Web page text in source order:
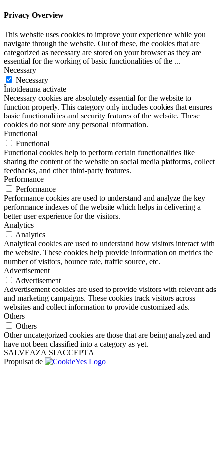
Privacy Overview
This website uses cookies to improve your experience while you
navigate through the website. Out of these, the cookies that are
categorized as necessary are stored on your browser as they are
essential for the working of basic functionalities of the ...
Necessary
Necessary
Întotdeauna activate
Necessary cookies are absolutely essential for the website to
function properly. This category only includes cookies that ensures
basic functionalities and security features of the website. These
cookies do not store any personal information.
Functional
Functional
Functional cookies help to perform certain functionalities like
sharing the content of the website on social media platforms, collect
feedbacks, and other third-party features.
Performance
Performance
Performance cookies are used to understand and analyze the key
performance indexes of the website which helps in delivering a
better user experience for the visitors.
Analytics
Analytics
Analytical cookies are used to understand how visitors interact with
the website. These cookies help provide information on metrics the
number of visitors, bounce rate, traffic source, etc.
Advertisement
Advertisement
Advertisement cookies are used to provide visitors with relevant ads
and marketing campaigns. These cookies track visitors across
websites and collect information to provide customized ads.
Others
Others
Other uncategorized cookies are those that are being analyzed and
have not been classified into a category as yet.
SALVEAZĂ ȘI ACCEPTĂ
Propulsat de